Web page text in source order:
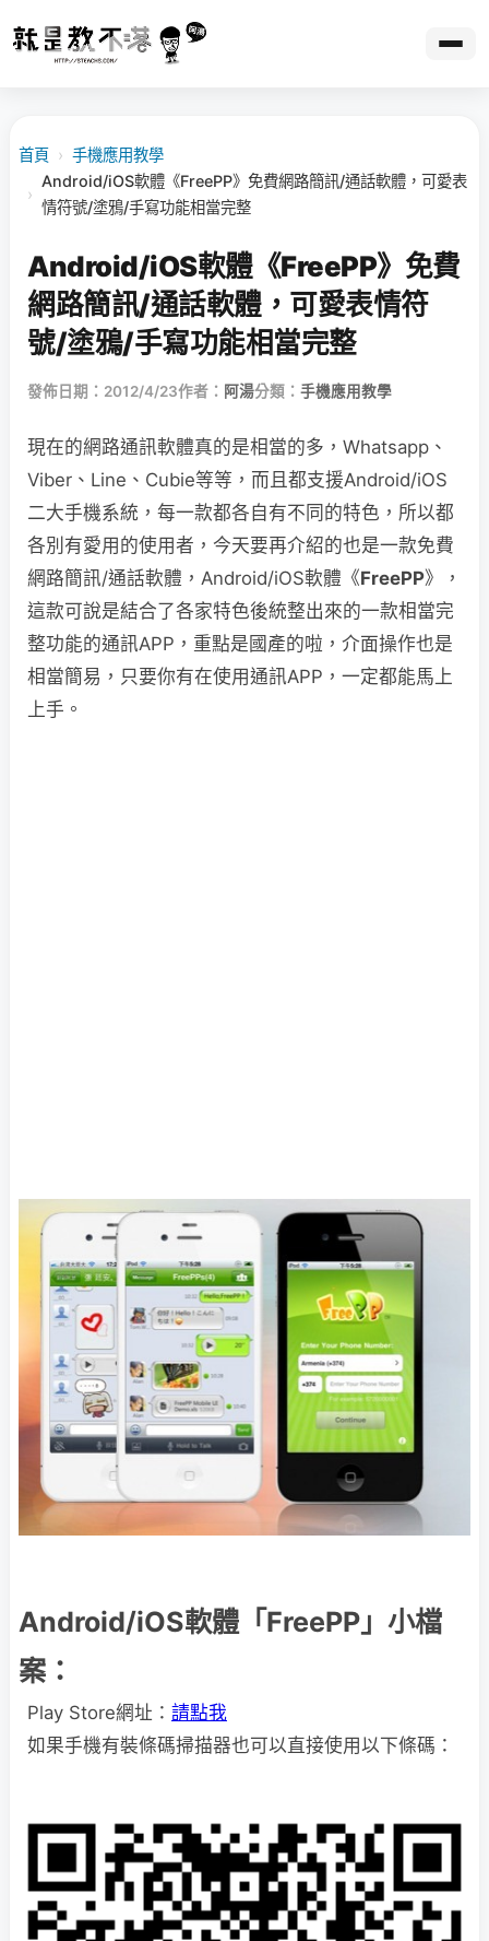
首頁 › 手機應用教學
›
Android/iOS軟體《FreePP》免費網路簡訊/通話軟體，可愛表
情符號/塗鴉/手寫功能相當完整
Android/iOS軟體《FreePP》免費
網路簡訊/通話軟體，可愛表情符
號/塗鴉/手寫功能相當完整
發佈日期：2012/4/23作者： 阿湯分類： 手機應用教學
現在的網路通訊軟體真的是相當的多，Whatsapp、
Viber、Line、Cubie等等，而且都支援Android/iOS
二大手機系統，每一款都各自有不同的特色，所以都
各別有愛用的使用者，今天要再介紹的也是一款免費
網路簡訊/通話軟體，Android/iOS軟體《FreePP》，
這款可說是結合了各家特色後統整出來的一款相當完
整功能的通訊APP，重點是國產的啦，介面操作也是
相當簡易，只要你有在使用通訊APP，一定都能馬上
上手。
Android/iOS軟體「FreePP」小檔
案：
Play Store網址： 請點我
如果手機有裝條碼掃描器也可以直接使用以下條碼：